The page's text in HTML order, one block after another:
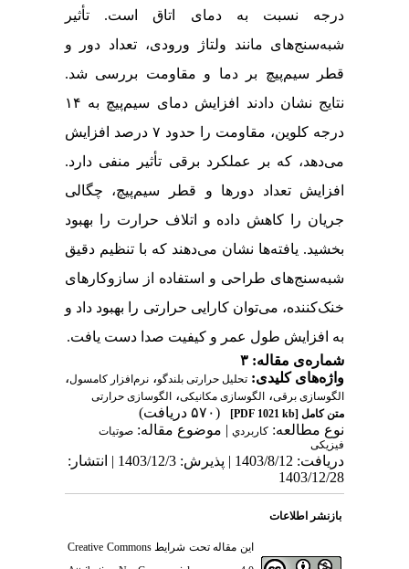
درجه نسبت به دمای اتاق است. تأثیر
شبه‌سنج‌های مانند ولتاژ ورودی، تعداد دور و
قطر سیم‌پیچ بر دما و مقاومت بررسی شد.
نتایج نشان دادند افزایش دمای سیم‌پیچ به ۱۴
درجه کلوین، مقاومت را حدود ۷ درصد افزایش
می‌دهد، که بر عملکرد برقی تأثیر منفی دارد.
افزایش تعداد دورها و قطر سیم‌پیچ، چگالی
جریان را کاهش داده و اتلاف حرارت را بهبود
بخشید. یافته‌ها نشان می‌دهند که با تنظیم دقیق
شبه‌سنج‌های طراحی و استفاده از سازوکار‌های
خنک‌کننده، می‌توان کارایی حرارتی را بهبود داد و
به افزایش طول عمر و کیفیت صدا دست یافت.
شماره‌ی مقاله: ۳
واژه‌های کلیدی: تحلیل حرارتی بلندگو، نرم‌افزار کامسول،
الگوسازی برقی، الگوسازی مکانیکی،
الگوسازی حرارتی
متن کامل[PDF 1021 kb]
(۵۷۰ دریافت)
نوع مطالعه: كاربردي| موضوع مقاله: صوتیات
فیزیکی
دریافت: 1403/8/12 | پذیرش: 1403/12/3 | انتشار:
1403/12/28
بازنشر اطلاعات
این مقاله تحت شرایطCreative Commons